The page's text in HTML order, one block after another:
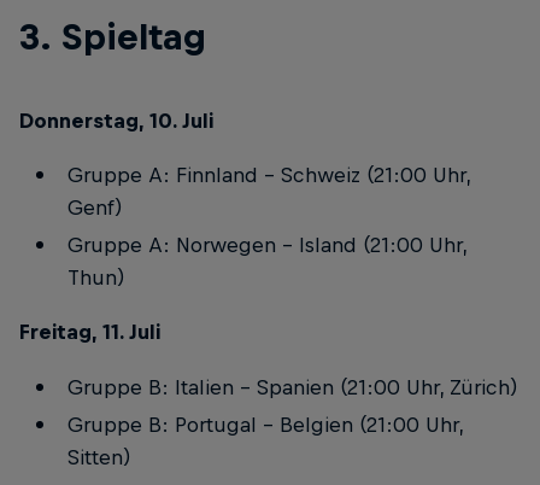
3. Spieltag
Donnerstag, 10. Juli
Gruppe A: Finnland – Schweiz (21:00 Uhr,
Genf)
Gruppe A: Norwegen – Island (21:00 Uhr,
Thun)
Freitag, 11. Juli
Gruppe B: Italien – Spanien (21:00 Uhr, Zürich)
Gruppe B: Portugal – Belgien (21:00 Uhr,
Sitten)